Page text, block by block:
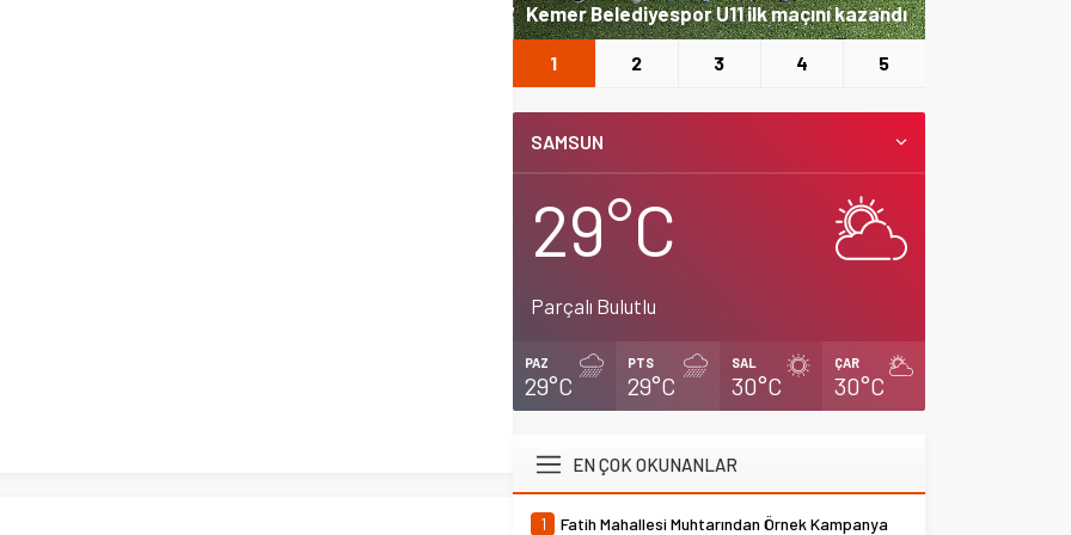
Kemer Belediyespor U11 ilk maçını kazandı
1 2 3 4 5
SAMSUN
29°C
Parçalı Bulutlu
PAZ
29°C
PTS
29°C
SAL
30°C
ÇAR
30°C
EN ÇOK OKUNANLAR
1 Fatih Mahallesi Muhtarından Örnek Kampanya